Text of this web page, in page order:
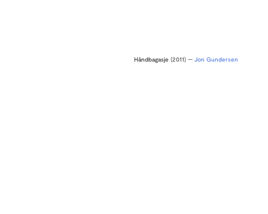
Håndbagasje (2011) — Jon Gundersen